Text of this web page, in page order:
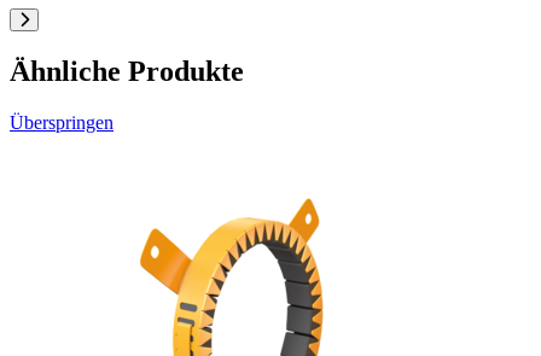
Ähnliche Produkte
Überspringen